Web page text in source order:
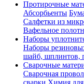
Протирочные
Абсорбьенты
Салфетки из
Вафельное
Наборы
Наборы
шайб, шплинтов,
Сварочные
Сварочная
сварки Химия для